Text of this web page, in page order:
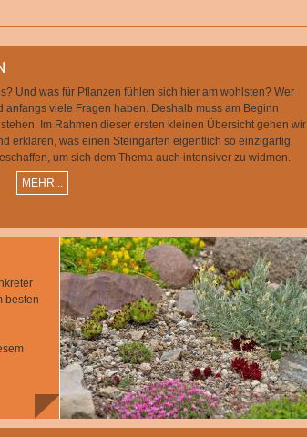
Und was für Pflanzen fühlen sich hier am wohlsten? Wer
viele Fragen haben. Deshalb muss am Beginn
Im Rahmen dieser ersten kleinen Übersicht gehen wir
erklären, was einen Steingarten eigentlich so einzigartig
um sich dem Thema auch intensiver zu widmen.
MEHR...
besten